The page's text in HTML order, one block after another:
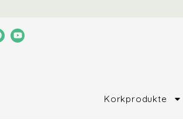
Korkprodukte